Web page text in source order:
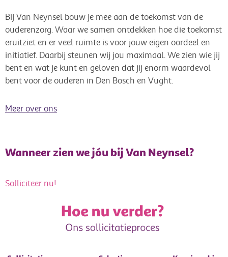
Bij Van Neynsel bouw je mee aan de toekomst van de
ouderenzorg. Waar we samen ontdekken hoe die toekomst
eruitziet en er veel ruimte is voor jouw eigen oordeel en
initiatief. Daarbij steunen wij jou maximaal. We zien wie jij
bent en wat je kunt en geloven dat jij enorm waardevol
bent voor de ouderen in Den Bosch en Vught.
Meer over ons
Wanneer zien we jóu bij Van Neynsel?
Solliciteer nu!